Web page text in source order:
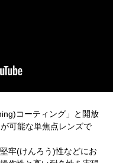
コーティング」と開放
可能な単焦点レンズで
牢(けんろう)性などにお